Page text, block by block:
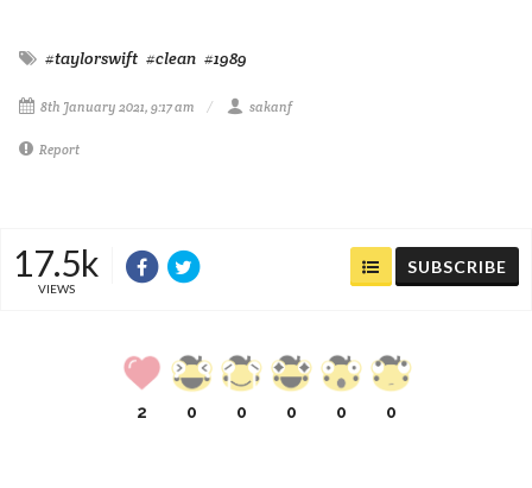
#taylorswift #clean #1989
8th January 2021, 9:17 am sakanf
Report
17.5k
VIEWS
SUBSCRIBE
2 0 0 0 0 0